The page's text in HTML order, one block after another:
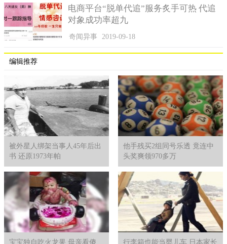
欧鹿鹿在反芻时，铲屎官会过去摸摸它、跟它撒娇。
电商平台“脱单代追”服务炙手可热 代追
对象成功率超九
奇闻异事 2019-09-18
编辑推荐
被外星人绑架当事人45年后出
书 还原1973年帕
他手残买2组同号乐透 竟连中
头奖爽领970多万
宝宝独自吃火龙果 母亲看傻 行李箱也能当婴儿车 日本家长